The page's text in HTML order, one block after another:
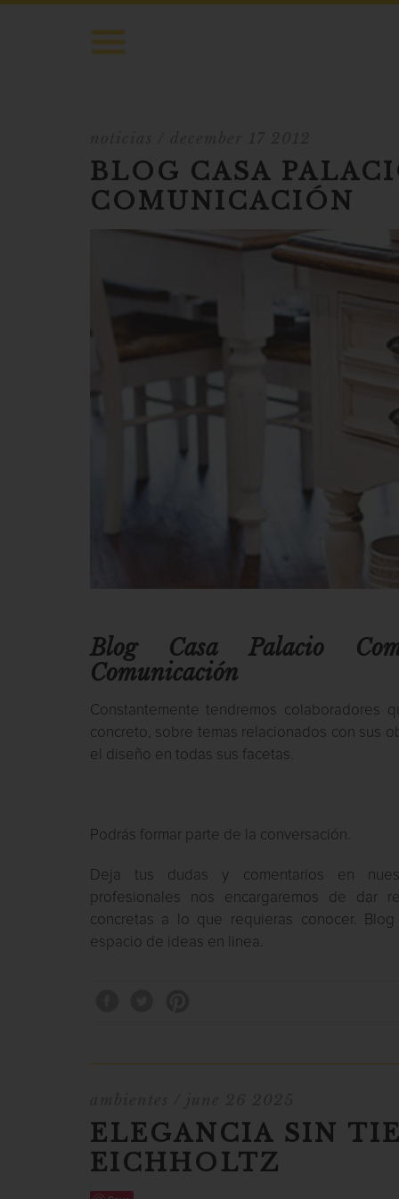
BLOG CASA
COMUNICACIÓN
Blog Casa Palacio
Comunicación
Constantemente tendremos colaboradores
concreto, sobre temas relacionados con sus
el diseño en todas sus facetas.
Podrás formar parte de la conversación.
Deja tus dudas y comentarios en
profesionales nos encargaremos de dar
concretas a lo que requieras conocer.
espacio de ideas en linea.
ELEGANCIA SIN
EICHHOLTZ